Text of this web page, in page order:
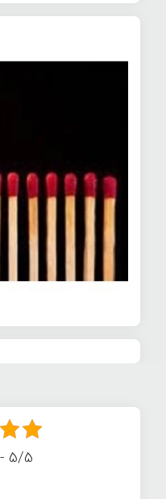
5/5 - (9 امتیاز)